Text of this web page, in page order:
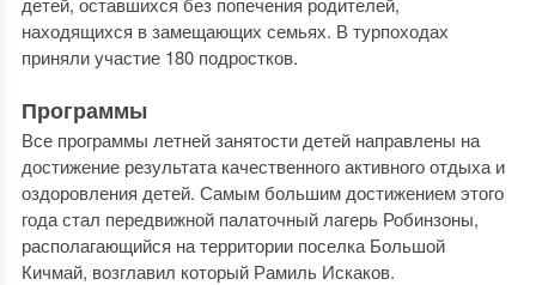
находящихся в замещающих семьях. В турпоходах
приняли участие 180 подростков.
Программы
Все программы летней занятости детей направлены на
достижение результата качественного активного отдыха и
оздоровления детей. Самым большим достижением этого
года стал передвижной палаточный лагерь Робинзоны,
располагающийся на территории поселка Большой
Кичмай, возглавил который Рамиль Искаков.